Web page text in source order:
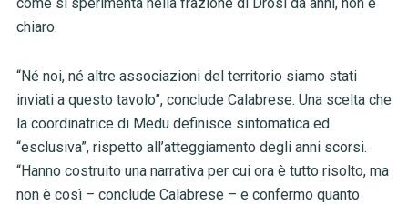
chiaro.
“Né noi, né altre associazioni del territorio siamo stati
inviati a questo tavolo”, conclude Calabrese. Una scelta che
la coordinatrice di Medu definisce sintomatica ed
“esclusiva”, rispetto all’atteggiamento degli anni scorsi.
“Hanno costruito una narrativa per cui ora è tutto risolto, ma
non è così – conclude Calabrese – e confermo quanto